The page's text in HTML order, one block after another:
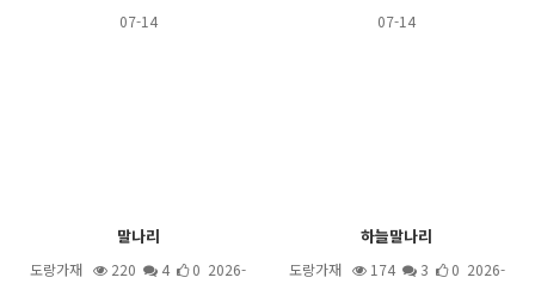
07-14
07-14
말나리
도랑가재 220 4
0 2026-
하늘말나리
도랑가재 174 3
0 2026-